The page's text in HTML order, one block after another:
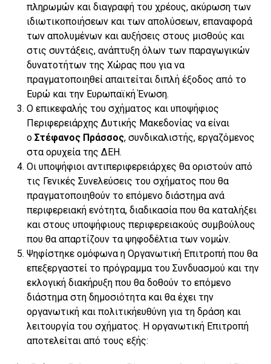
πληρωμών και διαγραφή του χρέους, ακύρωση των
ιδιωτικοποιήσεων και των απολύσεων, επαναφορά
των απολυμένων και αυξήσεις στους μισθούς και
στις συντάξεις, ανάπτυξη όλων των παραγωγικών
δυνατοτήτων της Χώρας που για να
πραγματοποιηθεί απαιτείται διπλή έξοδος από το
Ευρώ και την Ευρωπαϊκή Ένωση.
Ο επικεφαλής του σχήματος και υποψήφιος
Περιφερειάρχης Δυτικής Μακεδονίας να είναι
ο Στέφανος Πράσσος, συνδικαλιστής, εργαζόμενος
στα ορυχεία της ΔΕΗ.
Οι υποψήφιοι αντιπεριφερειάρχες θα οριστούν από
τις Γενικές Συνελεύσεις του σχήματος που θα
πραγματοποιηθούν το επόμενο διάστημα ανά
περιφερειακή ενότητα, διαδικασία που θα καταλήξει
και στους υποψήφιους περιφερειακούς συμβούλους
που θα απαρτίζουν τα ψηφοδέλτια των νομών.
Ψηφίστηκε ομόφωνα η Οργανωτική Επιτροπή που θα
επεξεργαστεί το πρόγραμμα του Συνδυασμού και την
εκλογική διακήρυξη που θα δοθούν το επόμενο
διάστημα στη δημοσιότητα και θα έχει την
οργανωτική και πολιτικήευθύνη για τη δράση και
λειτουργία του σχήματος. Η οργανωτική Επιτροπή
αποτελείται από τους εξής: